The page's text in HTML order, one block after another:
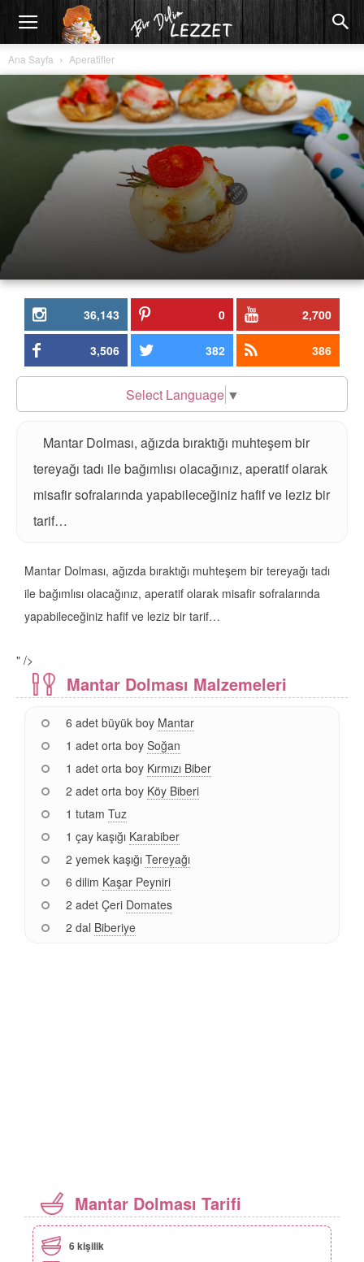
Ana Sayfa Aperatifler
36,143 0 2,700
3,506 382 386
Select Language ▼
Mantar Dolması, ağızda bıraktığı muhteşem bir
tereyağı tadı ile bağımlısı olacağınız, aperatif olarak
misafir sofralarında yapabileceğiniz hafif ve leziz bir
tarif…
Mantar Dolması, ağızda bıraktığı muhteşem bir tereyağı tadı
ile bağımlısı olacağınız, aperatif olarak misafir sofralarında
yapabileceğiniz hafif ve leziz bir tarif…
" />
Mantar Dolması Malzemeleri
6 adet büyük boy Mantar
1 adet orta boy Soğan
1 adet orta boy Kırmızı Biber
2 adet orta boy Köy Biberi
1 tutam Tuz
1 çay kaşığı Karabiber
2 yemek kaşığı Tereyağı
6 dilim Kaşar Peyniri
2 adet Çeri Domates
2 dal Biberiye
Mantar Dolması Tarifi
6 kişilik